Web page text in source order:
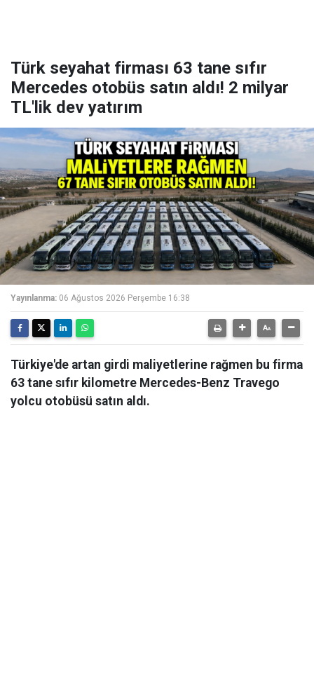
Türk seyahat firması 63 tane sıfır
Mercedes otobüs satın aldı! 2 milyar
TL'lik dev yatırım
Yayınlanma: 06 Ağustos 2026 Perşembe 16:38
Türkiye'de artan girdi maliyetlerine rağmen bu firma
63 tane sıfır kilometre Mercedes-Benz Travego
yolcu otobüsü satın aldı.